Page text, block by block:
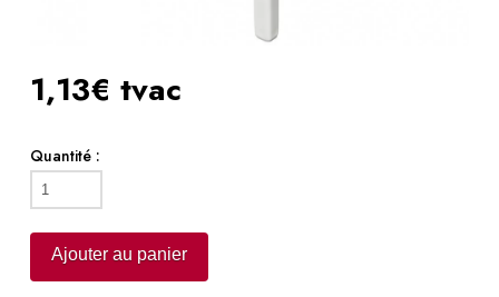
1,13€ tvac
Quantité :
quantité
de
Chaise
bistrot
Ajouter au panier